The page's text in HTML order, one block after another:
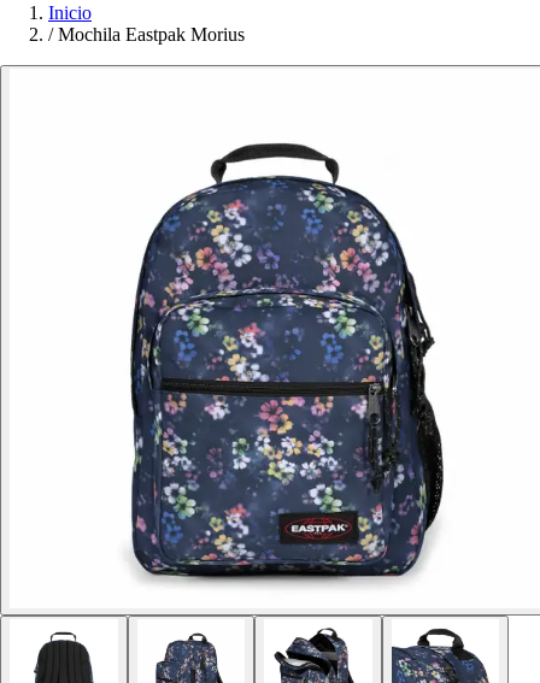
Inicio
/ Mochila Eastpak Morius